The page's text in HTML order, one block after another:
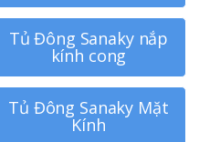
Tủ Đông Sanaky nắp
kính cong
Tủ Đông Sanaky Mặt
Kính